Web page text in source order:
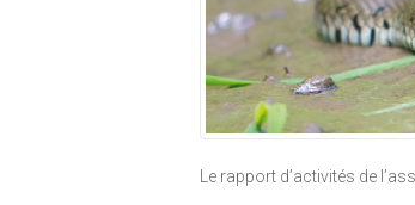
Le rapport d’activités de